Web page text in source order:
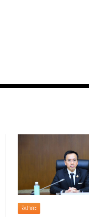
จิปาถะ